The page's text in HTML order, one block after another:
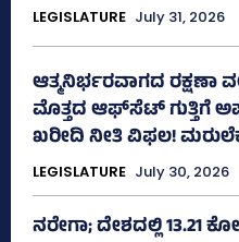
LEGISLATURE July 31, 2026
ಆತ್ಮನಿರ್ಭರವಾಗದ ರಕ್ಷಣಾ
ಮೊತ್ತದ ಆಫ್‌ಸೆಟ್ ಗುತ್ತಿಗೆ
ಖರೀದಿ ನೀತಿ ವಿಫಲ!
LEGISLATURE July 30, 2026
ನರೇಗಾ; ದೇಶದಲ್ಲಿ 13.21